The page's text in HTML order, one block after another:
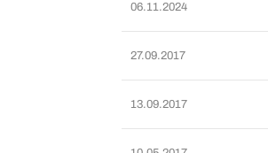
06.11.2024
27.09.2017
13.09.2017